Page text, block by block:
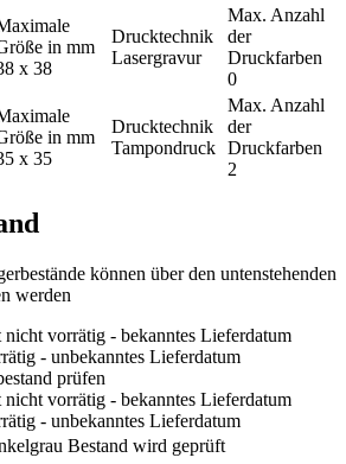
in mm
x 38
Drucktechnik
Lasergravur
Max. Anzahl
der
Druckfarben
0
in mm
x 35
Drucktechnik
Tampondruck
Max. Anzahl
der
Druckfarben
2
können über den untenstehenden
werden
nicht vorrätig - bekanntes Lieferdatum
- unbekanntes Lieferdatum
prüfen
nicht vorrätig - bekanntes Lieferdatum
- unbekanntes Lieferdatum
Bestand wird geprüft